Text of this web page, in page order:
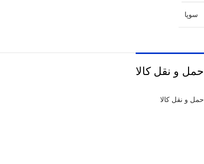
سوپا
حمل و نقل کالا
حمل و نقل کالا